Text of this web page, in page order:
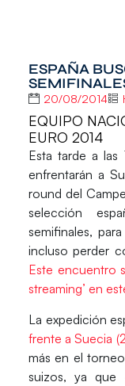
ESPAÑA
20/08/2014
EQUIPO
EURO 2014
Esta tarde a las
enfrentarán a
round del
selección
semifinales,
incluso perder
Este encuentro
streaming’ en
La expedición
frente a Suecia
más en el
suizos, ya que